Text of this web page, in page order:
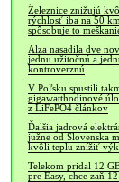
Železnice znižujú
rýchlosť iba na 50
spôsobuje to
Alza nasadila dve
jednu užitočnú a
kontroverznú
V Poľsku spustili
gigawatthodinové
z LiFePO4 článkov
Ďalšia jadrová
južne od Slovenska
kvôli teplu znížiť
Telekom pridal 12
pre Easy, chce zaň